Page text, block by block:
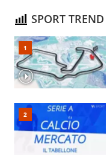
SPORT TREND